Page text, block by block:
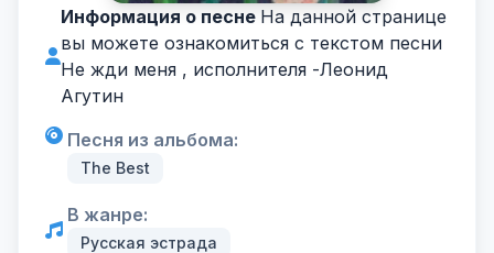
Информация о песне На данной странице
вы можете ознакомиться с текстом песни
Не жди меня , исполнителя -Леонид
Агутин
Песня из альбома:
The Best
В жанре:
Русская эстрада